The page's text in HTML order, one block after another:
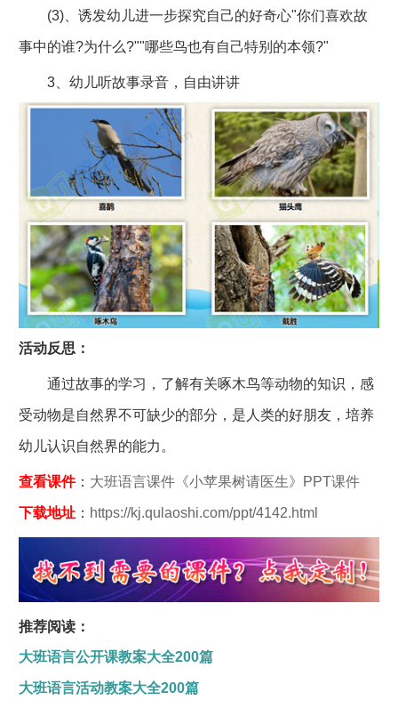
(3)、诱发幼儿进一步探究自己的好奇心"你们喜欢故
事中的谁?为什么?""哪些鸟也有自己特别的本领?"
3、幼儿听故事录音，自由讲讲
活动反思：
通过故事的学习，了解有关啄木鸟等动物的知识，感
受动物是自然界不可缺少的部分，是人类的好朋友，培养
幼儿认识自然界的能力。
查看课件： 大班语言课件《小苹果树请医生》PPT课件
下载地址： https://kj.qulaoshi.com/ppt/4142.html
推荐阅读：
大班语言公开课教案大全200篇
大班语言活动教案大全200篇